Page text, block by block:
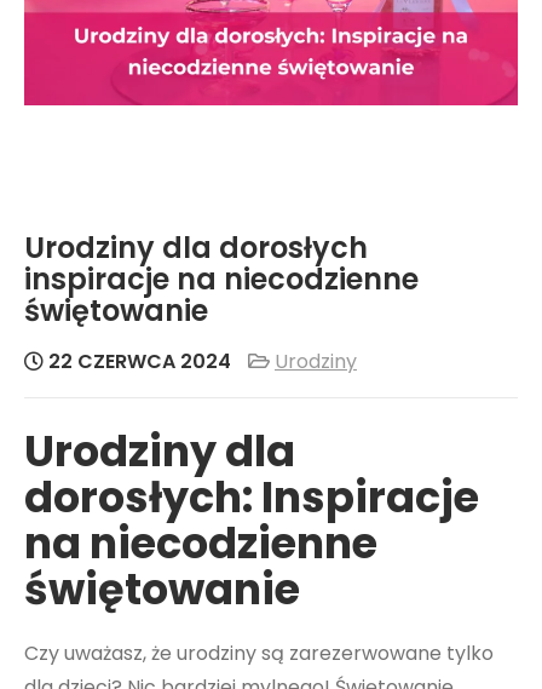
Urodziny dla dorosłych
inspiracje na niecodzienne
świętowanie
22 CZERWCA 2024 Urodziny
Urodziny dla
dorosłych: Inspiracje
na niecodzienne
świętowanie
Czy uważasz, że urodziny są zarezerwowane tylko